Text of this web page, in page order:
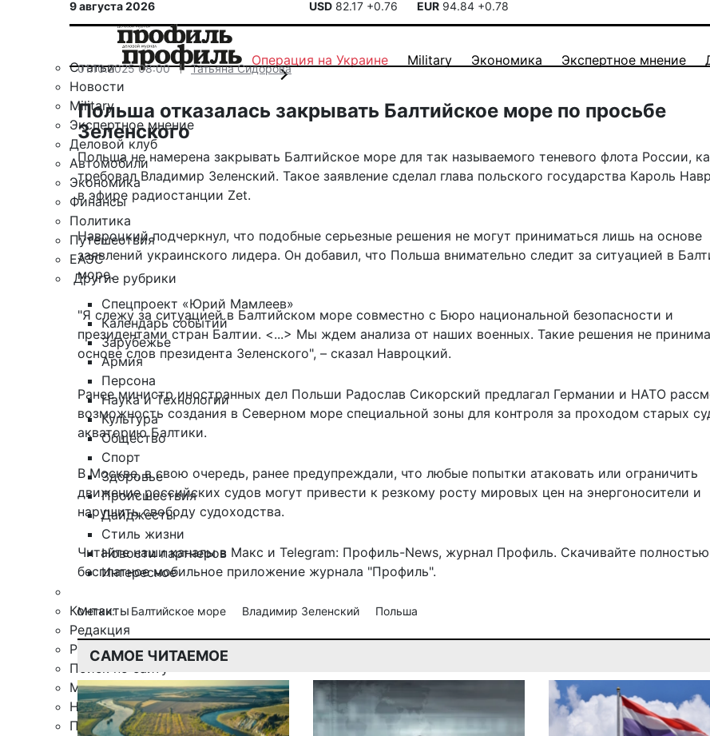
9 августа 2026 USD 82.17 +0.76 EUR 94.84 +0.78
Статьи
Новости
Military
Экспертное мнение
Деловой клуб
Автомобили
Экономика
Финансы
Политика
Путешествия
ЕАЭС
Другие рубрики
Спецпроект «Юрий Мамлеев»
Календарь событий
Зарубежье
Армия
Персона
Наука и Технологии
Культура
Общество
Спорт
Здоровье
Происшествия
Дайджесты
Стиль жизни
Новости партнеров
Интересное
Контакты
Редакция
Рекламная служба
Поиск по сайту
Мобильное приложение
Награды
Правила цитирования
Операция на Украине Military Экономика Экспертное мнение
01.10.2025 08:00 Татьяна Сидорова
Польша отказалась закрывать Балтийское море по просьбе
Зеленского
Польша не намерена закрывать Балтийское море для так называемого теневого флота России,
требовал Владимир Зеленский. Такое заявление сделал глава польского государства Кароль
в эфире радиостанции Zet.
Навроцкий подчеркнул, что подобные серьезные решения не могут приниматься лишь на основе
заявлений украинского лидера. Он добавил, что Польша внимательно следит за ситуацией в
море.
"Я слежу за ситуацией в Балтийском море совместно с Бюро национальной безопасности и
президентами стран Балтии. <...> Мы ждем анализа от наших военных. Такие решения не
основе слов президента Зеленского", – сказал Навроцкий.
Ранее министр иностранных дел Польши Радослав Сикорский предлагал Германии и НАТО
возможность создания в Северном море специальной зоны для контроля за проходом старых
акваторию Балтики.
В Москве, в свою очередь, ранее предупреждали, что любые попытки атаковать или ограничить
движение российских судов могут привести к резкому росту мировых цен на энергоносители и
нарушить свободу судоходства.
Читайте наши каналы в Макс и Telegram: Профиль-News, журнал Профиль. Скачивайте полностью
бесплатное мобильное приложение журнала "Профиль".
Метки: Балтийское море Владимир Зеленский Польша
САМОЕ ЧИТАЕМОЕ